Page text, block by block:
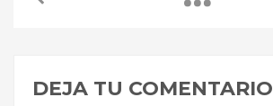
DEJA TU COMENTARIO